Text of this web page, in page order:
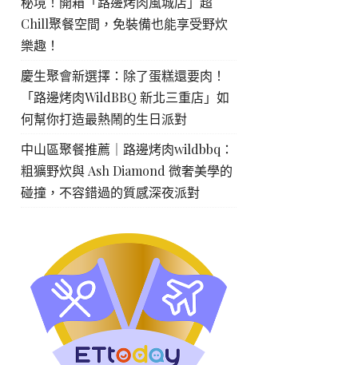
Chill聚餐空間，免裝備也能享受野炊
樂趣！
慶生聚會新選擇：除了蛋糕還要肉！
「路邊烤肉WildBBQ 新北三重店」如
何幫你打造最熱鬧的生日派對
中山區聚餐推薦｜路邊烤肉wildbbq：
粗獷野炊與 Ash Diamond 微奢美學的
碰撞，不容錯過的質感深夜派對